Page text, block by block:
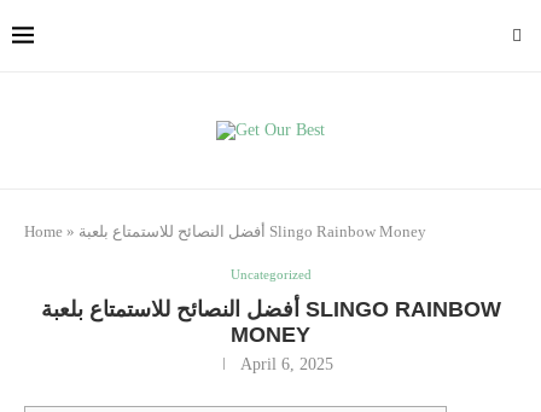
Home » أفضل النصائح للاستمتاع بلعبة Slingo Rainbow Money
Uncategorized
أفضل النصائح للاستمتاع بلعبة SLINGO RAINBOW
MONEY
April 6, 2025